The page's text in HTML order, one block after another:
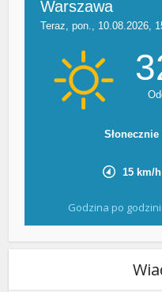
Godzina po